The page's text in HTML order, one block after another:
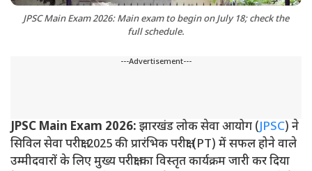
JPSC Main Exam 2026: Main exam to begin on July 18; check the
full schedule.
---Advertisement---
JPSC Main Exam 2026:झारखंड लोक सेवा आयोग (JPSC) ने
सिविल सेवा परीक्षा 2025 की प्रारंभिक परीक्षा (PT) में सफल होने वाले
उम्मीदवारों के लिए मुख्य परीक्षा का विस्तृत कार्यक्रम जारी कर दिया